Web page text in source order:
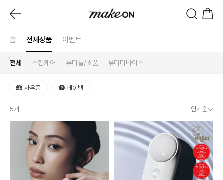
홈 전체상품 이벤트
전체 스킨케어 뷰티툴/소품 뷰티디바이스
사은품 페이백
5개 인기순